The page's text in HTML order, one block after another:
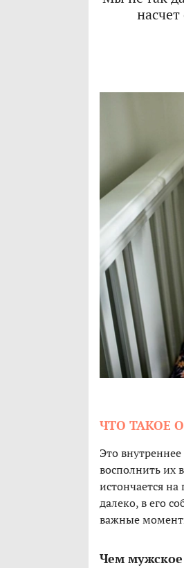
ЧТО ТАКОЕ
Это
восполнить их
истончается
далеко, в его
важные
Чем мужское